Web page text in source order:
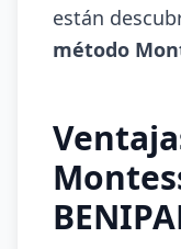
están
método